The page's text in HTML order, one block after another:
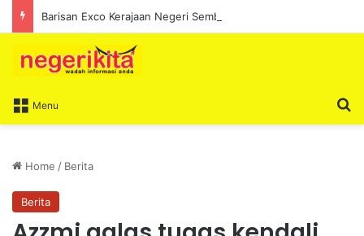
Menu
Home / Berita
Berita